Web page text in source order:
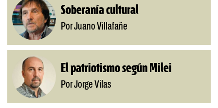
Soberanía cultural
Por Juano Villafañe
El patriotismo según Milei
Por Jorge Vilas